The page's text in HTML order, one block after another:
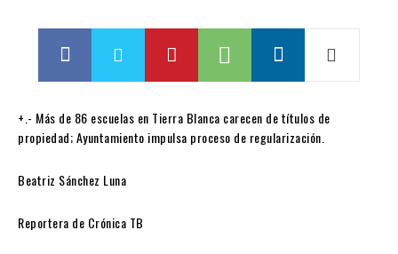
+.- Más de 86 escuelas en Tierra Blanca carecen de títulos de
propiedad; Ayuntamiento impulsa proceso de regularización.
Beatriz Sánchez Luna
Reportera de Crónica TB